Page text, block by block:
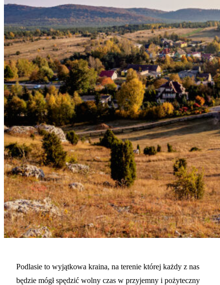
Podlasie to wyjątkowa kraina, na terenie której każdy z nas
będzie mógł spędzić wolny czas w przyjemny i pożyteczny